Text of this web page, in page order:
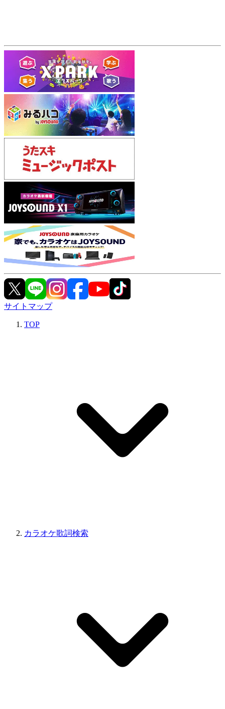
サイトマップ
TOP
カラオケ歌詞検索